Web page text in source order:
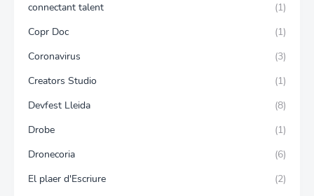
connectant talent
(1)
Copr Doc
(1)
Coronavirus
(3)
Creators Studio
(1)
Devfest Lleida
(8)
Drobe
(1)
Dronecoria
(6)
El plaer d'Escriure
(2)